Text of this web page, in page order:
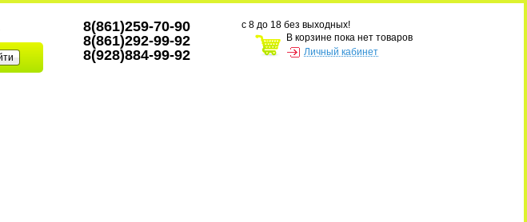
8(861)259-70-90
8(861)292-99-92
8(928)884-99-92
с 8 до 18 без выходных!
В корзине пока нет товаров
Личный кабинет